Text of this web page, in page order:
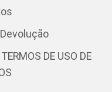
DE USO DE